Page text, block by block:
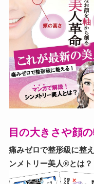
目の大きさや顔
痛みゼロで整形級に整
ンメトリー美人®とは？